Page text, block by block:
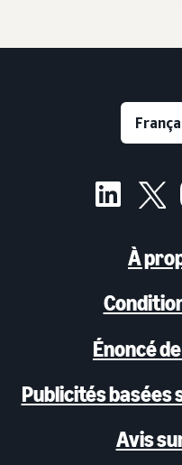
À
Énoncé
Publicités
Avis